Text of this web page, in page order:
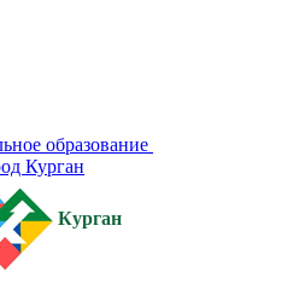
образование
Курган
Курган